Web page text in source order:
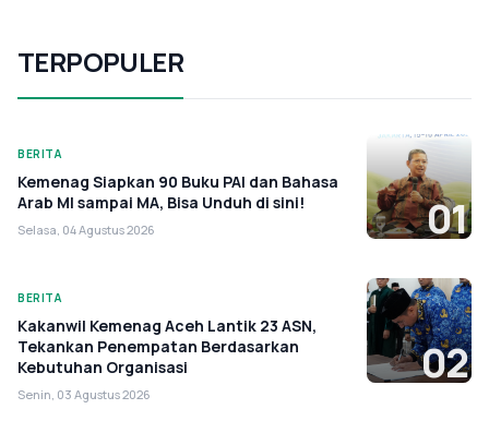
TERPOPULER
BERITA
Kemenag Siapkan 90 Buku PAI dan Bahasa
Arab MI sampai MA, Bisa Unduh di sini!
Selasa, 04 Agustus 2026 01
BERITA
Kakanwil Kemenag Aceh Lantik 23 ASN,
Tekankan Penempatan Berdasarkan
Kebutuhan Organisasi
Senin, 03 Agustus 2026
02